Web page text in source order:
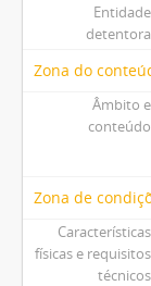
Entidade
detentora
Zona do
Âmbito e
conteúdo
Zona de
Características
físicas e requisitos
técnicos